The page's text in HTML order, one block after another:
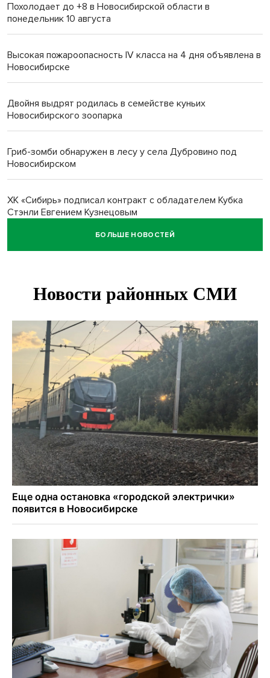
Похолодает до +8 в Новосибирской области в
понедельник 10 августа
Высокая пожароопасность IV класса на 4 дня объявлена в
Новосибирске
Двойня выдрят родилась в семействе куньих
Новосибирского зоопарка
Гриб-зомби обнаружен в лесу у села Дубровино под
Новосибирском
ХК «Сибирь» подписал контракт с обладателем Кубка
Стэнли Евгением Кузнецовым
БОЛЬШЕ НОВОСТЕЙ